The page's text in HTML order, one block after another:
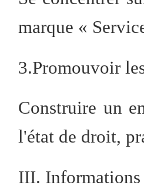
marque «
3.Promouvoir
Construire un
l'état de droit,
III.